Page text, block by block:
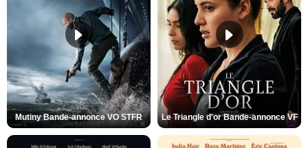
Mutiny Bande-annonce VO STFR Le Triangle d'or Bande-annonce VF